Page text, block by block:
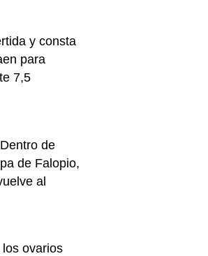
y consta
para
7,5
de
de Falopio,
al
ovarios